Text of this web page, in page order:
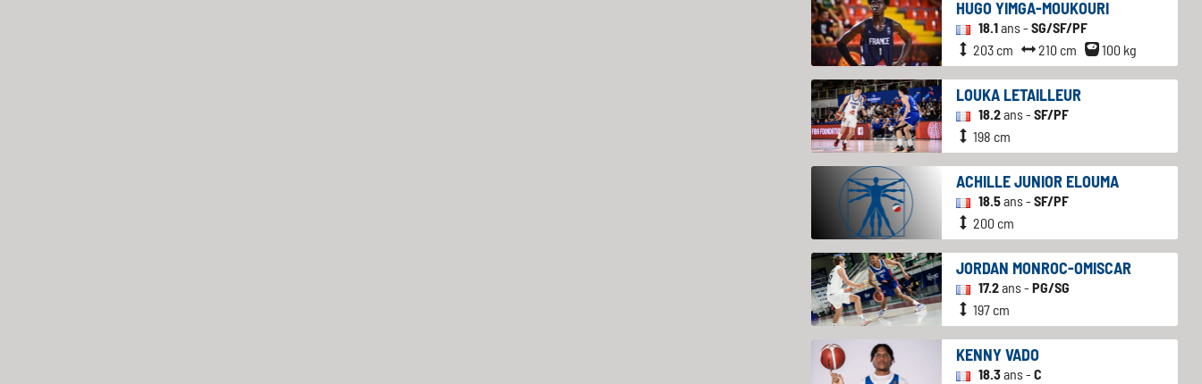
HUGO YIMGA-MOUKOURI
18.1ans -SG/SF/PF
203 cm
210 cm 100 kg
LOUKA LETAILLEUR
18.2ans -SF/PF
198 cm
ACHILLE JUNIOR ELOUMA
18.5ans -SF/PF
200 cm
JORDAN MONROC-OMISCAR
17.2ans -PG/SG
197 cm
KENNY VADO
18.3ans -C